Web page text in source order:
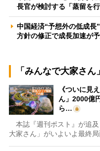
長官が検討する「蒸留を
中国経済“予想外の低成
方針の修正で成長加速が
「みんなで大家さ
《ついに見
ん」2000億
ら…
本誌『週刊ポスト』が追
大家さん」がいよいよ最終